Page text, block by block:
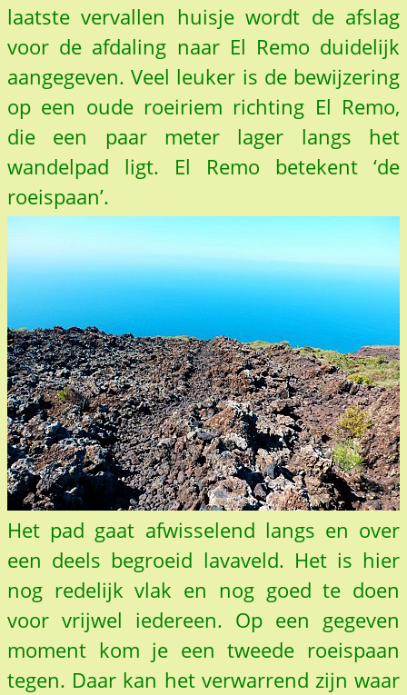
laatste vervallen huisje wordt de afslag
voor de afdaling naar El Remo duidelijk
aangegeven. Veel leuker is de bewijzering
op een oude roeiriem richting El Remo,
die een paar meter lager langs het
wandelpad ligt. El Remo betekent ‘de
roeispaan’.
Het pad gaat afwisselend langs en over
een deels begroeid lavaveld. Het is hier
nog redelijk vlak en nog goed te doen
voor vrijwel iedereen. Op een gegeven
moment kom je een tweede roeispaan
tegen. Daar kan het verwarrend zijn waar